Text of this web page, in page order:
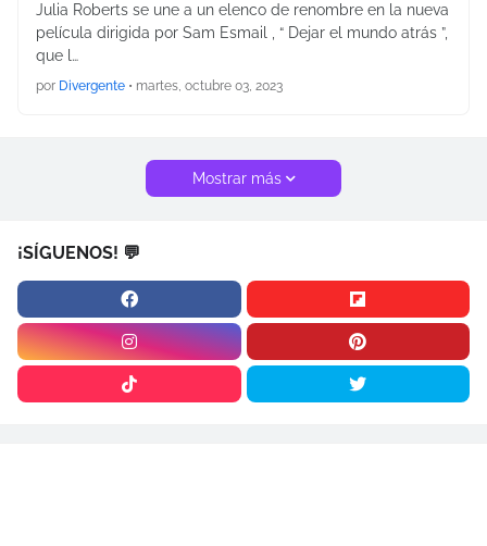
Julia Roberts se une a un elenco de renombre en la nueva
película dirigida por Sam Esmail , “ Dejar el mundo atrás ”,
que l…
por Divergente • martes, octubre 03, 2023
Mostrar más
¡SÍGUENOS! 💬